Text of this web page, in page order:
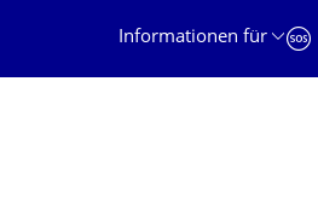
Informationen für